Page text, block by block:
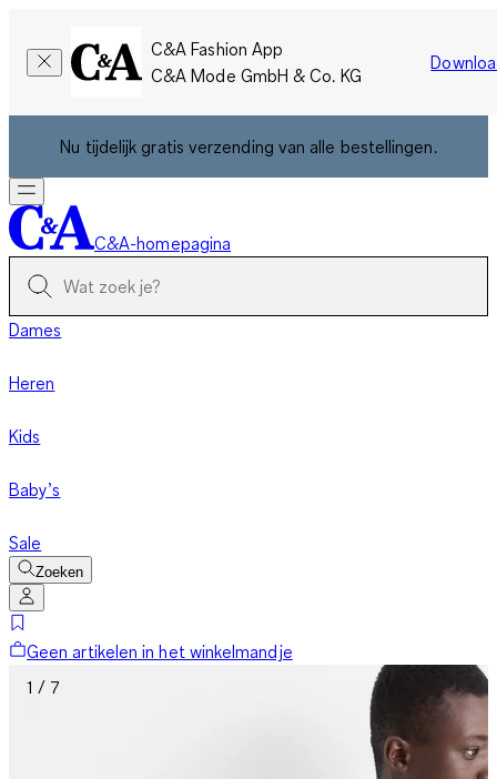
C&A Fashion App
C&A Mode GmbH & Co. KG
Nu tijdelijk gratis verzending van alle bestellingen.
C&A-homepagina
Dames
Heren
Kids
Baby’s
Sale
Zoeken
Geen artikelen in het winkelmandje
1 / 7